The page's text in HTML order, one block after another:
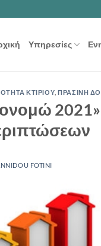
Υπηρεσίες
ΚΤΙΡΙΟΥ ,ΠΡΑΣΙΝΗ
2021»
FOTINI